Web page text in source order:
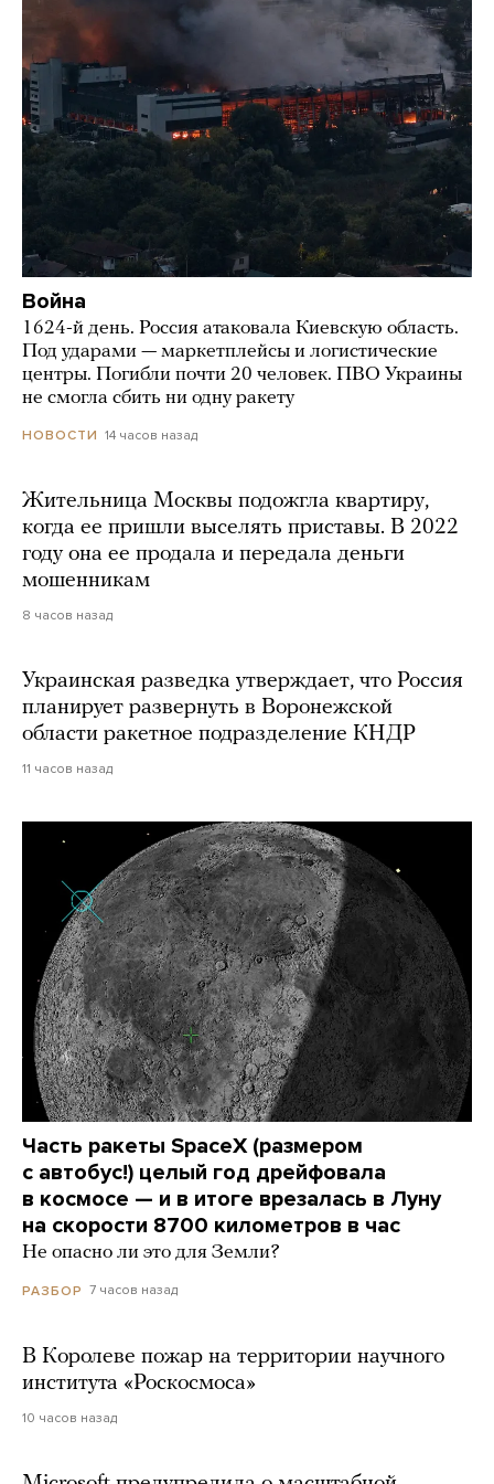
Война
1624-й день. Россия атаковала Киевскую область.
Под ударами — маркетплейсы и логистические
центры. Погибли почти 20 человек. ПВО Украины
не смогла сбить ни одну ракету
НОВОСТИ 14 часов назад
Жительница Москвы подожгла квартиру,
когда ее пришли выселять приставы. В 2022
году она ее продала и передала деньги
мошенникам
8 часов назад
Украинская разведка утверждает, что Россия
планирует развернуть в Воронежской
области ракетное подразделение КНДР
11 часов назад
Часть ракеты SpaceX (размером
с автобус!) целый год дрейфовала
в космосе — и в итоге врезалась в Луну
на скорости 8700 километров в час
Не опасно ли это для Земли?
РАЗБОР 7 часов назад
В Королеве пожар на территории научного
института «Роскосмоса»
10 часов назад